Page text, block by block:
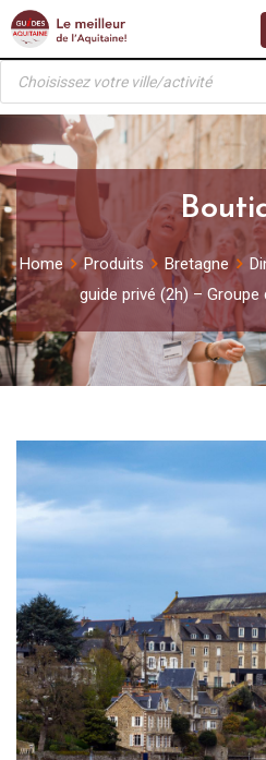
Skip
content
Recherche
produits
Home Produits Bretagne
guide privé (2h) –